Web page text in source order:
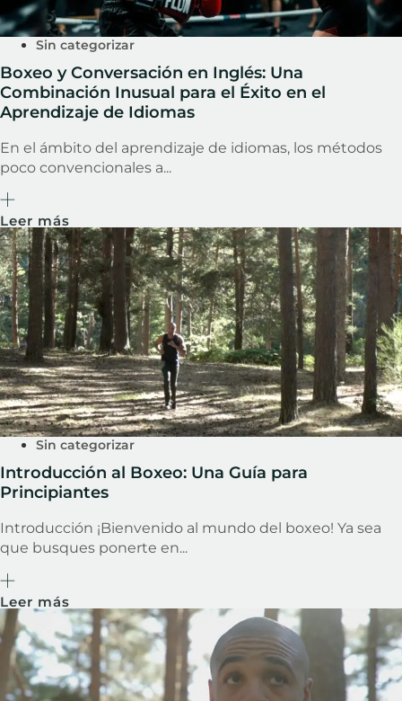
Sin categorizar
Boxeo y Conversación en Inglés: Una
Combinación Inusual para el Éxito en el
Aprendizaje de Idiomas
En el ámbito del aprendizaje de idiomas, los métodos
poco convencionales a...
Leer más
Sin categorizar
Introducción al Boxeo: Una Guía para
Principiantes
Introducción ¡Bienvenido al mundo del boxeo! Ya sea
que busques ponerte en...
Leer más